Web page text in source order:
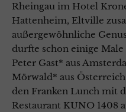
Rheingau im Hotel
Hattenheim, Eltville
außergewöhnliche
durfte schon einige
Peter Gast* aus
Mörwald* aus
den Franken Lunch mit
Restaurant KUNO 1408